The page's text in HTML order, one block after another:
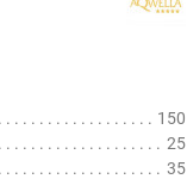
150
25
35